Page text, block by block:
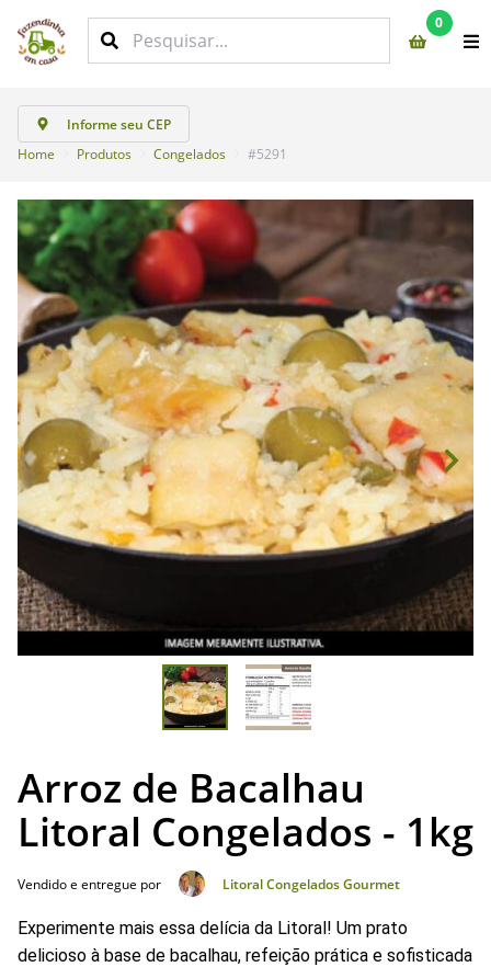
0
Informe seu CEP
Home
Produtos Congelados #5291
Arroz de Bacalhau
Litoral Congelados - 1kg
Vendido e entregue por Litoral Congelados Gourmet
Experimente mais essa delícia da Litoral! Um prato
delicioso à base de bacalhau, refeição prática e sofisticada